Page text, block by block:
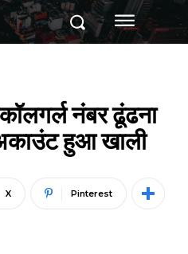
नंबर ढूंढना
हुआ खाली
X Pinterest